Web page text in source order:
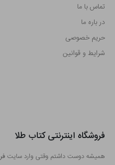
تماس با ما
در باره ما
حریم خصوصی
شرایط و قوانین
فروشگاه اینترنتی کتاب طلا
همیشه دوست داشتم وقتی وارد سایت